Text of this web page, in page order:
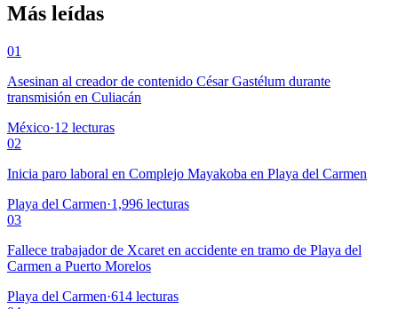
Más leídas
01
Asesinan al creador de contenido César Gastélum durante
transmisión en Culiacán
México·12 lecturas
02
Inicia paro laboral en Complejo Mayakoba en Playa del Carmen
Playa del Carmen·1,996 lecturas
03
Fallece trabajador de Xcaret en accidente en tramo de Playa del
Carmen a Puerto Morelos
Playa del Carmen·614 lecturas